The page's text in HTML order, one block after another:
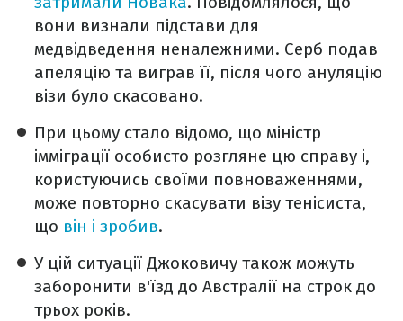
вони визнали підстави для
медвідведення неналежними. Серб подав
апеляцію та виграв її, після чого ануляцію
візи було скасовано.
При цьому стало відомо, що міністр
імміграції особисто розгляне цю справу і,
користуючись своїми повноваженнями,
може повторно скасувати візу тенісиста,
що він і зробив.
У цій ситуації Джоковичу також можуть
заборонити в'їзд до Австралії на строк до
трьох років.